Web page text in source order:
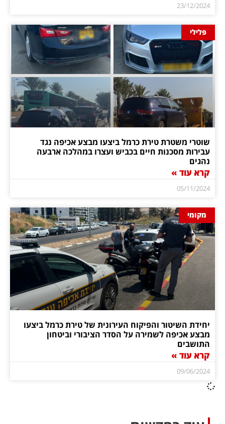
23/12/2024
פלילי
שוטרי משטרת טירת כרמל ביצעו מבצע אכיפה נגד
עבירות מסכנות חיים בכביש ועצרו במהלכה ארבעה
נהגים
קרא עוד »
05/11/2024
מקומי
יחידת השיטור והפיקוח העירונית של טירת כרמל ביצעו
מבצע אכיפה לשמירה על הסדר הציבורי וביטחון
התושבים
קרא עוד »
09/06/2024